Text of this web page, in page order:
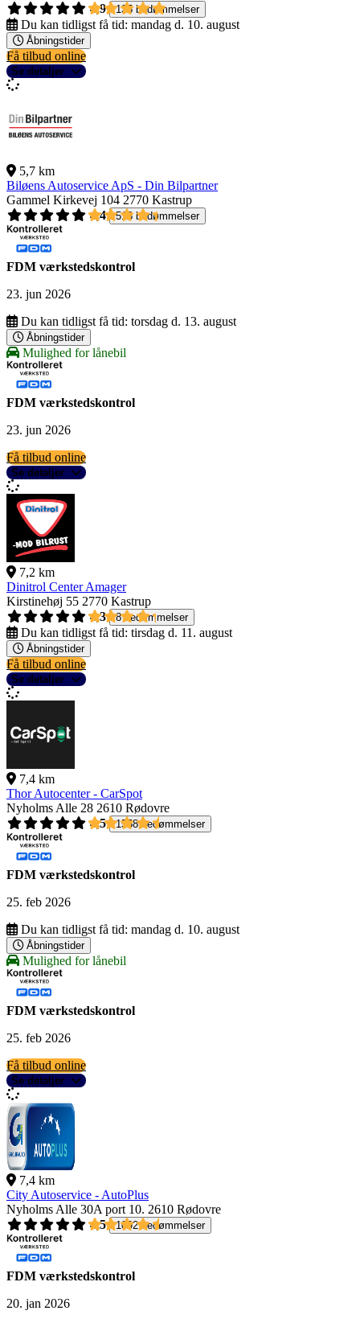
4,9
135 bedømmelser
Du kan tidligst få tid: mandag d. 10. august
Åbningstider
Få tilbud online
Se detaljer
5,7 km
Biløens Autoservice ApS - Din Bilpartner
Gammel Kirkevej 104 2770 Kastrup
4,4
518 bedømmelser
FDM værkstedskontrol
23. jun 2026
Du kan tidligst få tid: torsdag d. 13. august
Åbningstider
Mulighed for lånebil
FDM værkstedskontrol
23. jun 2026
Få tilbud online
Se detaljer
7,2 km
Dinitrol Center Amager
Kirstinehøj 55 2770 Kastrup
4,3
8 bedømmelser
Du kan tidligst få tid: tirsdag d. 11. august
Åbningstider
Få tilbud online
Se detaljer
7,4 km
Thor Autocenter - CarSpot
Nyholms Alle 28 2610 Rødovre
4,5
1558 bedømmelser
FDM værkstedskontrol
25. feb 2026
Du kan tidligst få tid: mandag d. 10. august
Åbningstider
Mulighed for lånebil
FDM værkstedskontrol
25. feb 2026
Få tilbud online
Se detaljer
7,4 km
City Autoservice - AutoPlus
Nyholms Alle 30A port 10. 2610 Rødovre
4,5
1092 bedømmelser
FDM værkstedskontrol
20. jan 2026